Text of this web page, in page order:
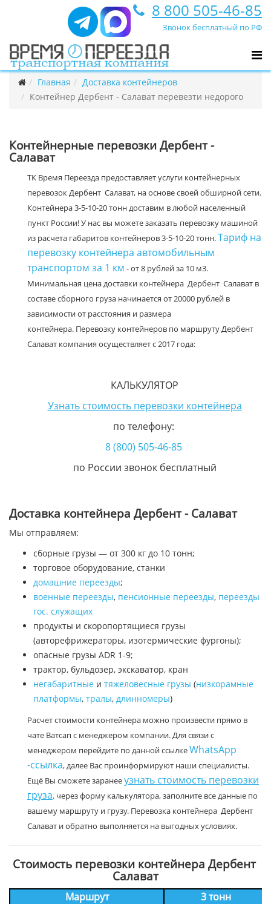
8 800 505-46-85
Звонок бесплатный по РФ
Главная
Доставка контейнеров
Контейнер Дербент - Салават перевезти недорого
Контейнерные перевозки Дербент -
Салават
ТК Время Переезда предоставляет услуги контейнерных
перевозок Дербент Салават, на основе своей обширной сети.
Контейнера 3-5-10-20 тонн доставим в любой населенный
пункт России! У нас вы можете заказать перевозку машиной
из расчета габаритов контейнеров 3-5-10-20 тонн.Тариф на
перевозку контейнера автомобильным
транспортом за 1 км - от 8 рублей за 10 м3.
Минимальная цена доставки контейнера Дербент Салават в
составе сборного груза начинается от 20000 рублей в
зависимости от расстояния и размера
контейнера. Перевозку контейнеров по маршруту Дербент
Салават компания осуществляет с 2017 года:
КАЛЬКУЛЯТОР
Узнать стоимость перевозки контейнера
по телефону:
8 (800) 505-46-85
по России звонок бесплатный
Доставка контейнера Дербент - Салават
Мы отправляем:
сборные грузы — от 300 кг до 10 тонн;
торговое оборудование, станки
домашние переезды;
военные переезды, пенсионные переезды, переезды
гос. служащих
продукты и скоропортящиеся грузы
(авторефрижераторы, изотермические фургоны);
опасные грузы ADR 1-9;
трактор, бульдозер, экскаватор, кран
негабаритные и тяжеловесные грузы (низкорамные
платформы, тралы, длинномеры)
Расчет стоимости контейнера можно произвести прямо в
чате Ватсап с менеджером компании. Для связи с
менеджером перейдите по данной ссылкеWhatsApp
-ссылка, далее Вас проинформируют наши специалисты.
Ещё Вы сможете заранееузнать стоимость перевозки
груза. через форму калькулятора, заполните все данные по
вашему маршруту и грузу. Перевозка контейнера Дербент
Салават и обратно выполняется на выгодных условиях.
Стоимость перевозки контейнера Дербент
Салават
Маршрут
3 тонн